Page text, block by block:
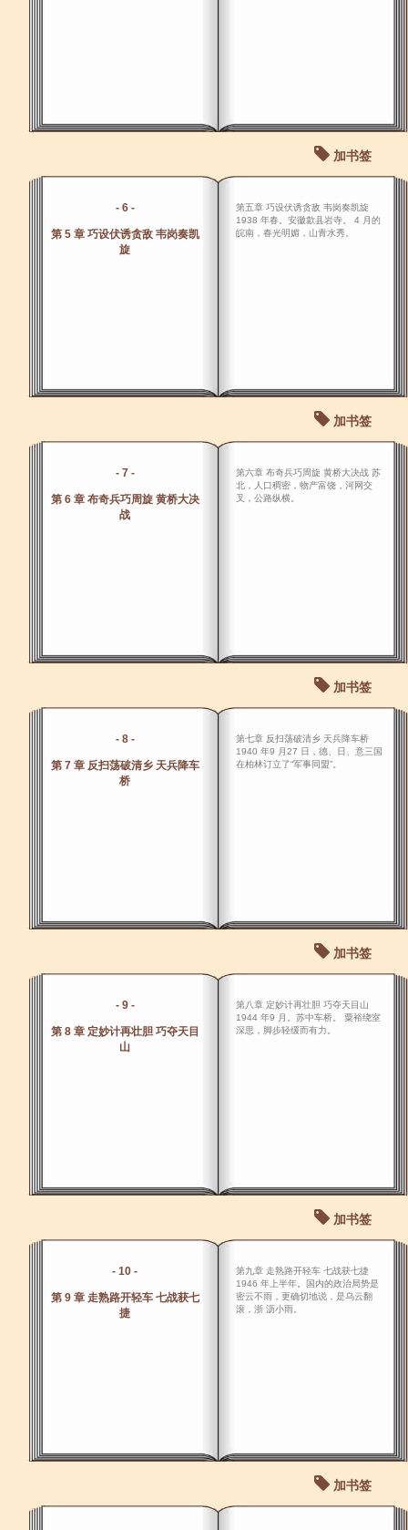
加书签
- 6 -
第 5 章 巧设伏诱贪敌 韦岗奏凯
旋
第五章 巧设伏诱贪敌 韦岗奏凯旋
1938 年春。安徽歙县岩寺。 4 月的
皖南，春光明媚，山青水秀。
加书签
- 7 -
第 6 章 布奇兵巧周旋 黄桥大决
战
第六章 布奇兵巧周旋 黄桥大决战 苏
北，人口稠密，物产富饶，河网交
叉，公路纵横。
加书签
- 8 -
第 7 章 反扫荡破清乡 天兵降车
桥
第七章 反扫荡破清乡 天兵降车桥
1940 年9 月27 日，德、日、意三国
在柏林订立了“军事同盟”。
加书签
- 9 -
第 8 章 定妙计再壮胆 巧夺天目
山
第八章 定妙计再壮胆 巧夺天目山
1944 年9 月。苏中车桥。 粟裕绕室
深思，脚步轻缓而有力。
加书签
- 10 -
第 9 章 走熟路开轻车 七战获七
捷
第九章 走熟路开轻车 七战获七捷
1946 年上半年。国内的政治局势是
密云不雨，更确切地说，是乌云翻
滚，浙 沥小雨。
加书签